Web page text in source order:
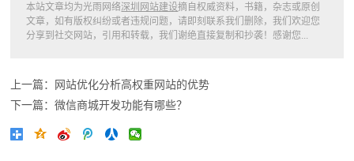
本站文章均为光雨网络深圳网站建设摘自权威资料，书籍，杂志或原创
文章，如有版权纠纷或者违规问题，请即刻联系我们删除，我们欢迎您
分享到社交网站，引用和转载，我们谢绝直接复制和抄袭！感谢您...
上一篇：网站优化分析高权重网站的优势
下一篇：微信商城开发功能有哪些？